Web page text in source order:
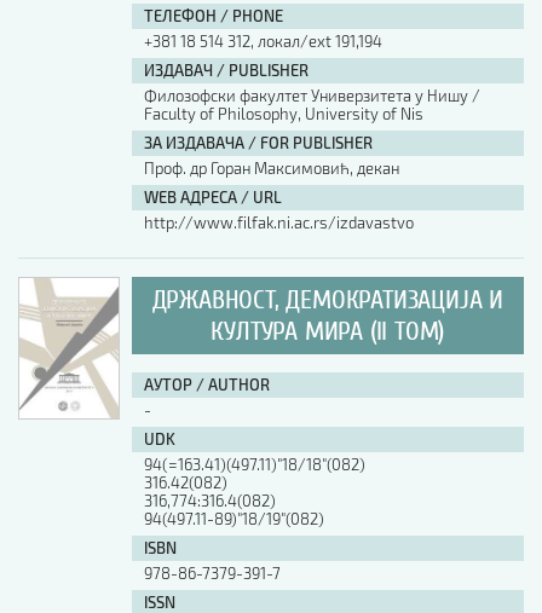
ТЕЛЕФОН / PHONE
+381 18 514 312, локал/ext 191,194
ИЗДАВАЧ / PUBLISHER
Филозофски факултет Универзитета у Нишу /
Faculty of Philosophy, University of Nis
ЗА ИЗДАВАЧА / FOR PUBLISHER
Проф. др Горан Максимовић, декан
WEB АДРЕСА / URL
http://www.filfak.ni.ac.rs/izdavastvo
ДРЖАВНОСТ, ДЕМОКРАТИЗАЦИЈА И
КУЛТУРА МИРА (II ТОМ)
АУТОР / AUTHOR
-
UDK
94(=163.41)(497.11)"18/18"(082)
316.42(082)
316,774:316.4(082)
94(497.11-89)"18/19"(082)
ISBN
978-86-7379-391-7
ISSN